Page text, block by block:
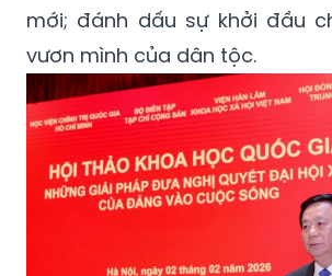
mới; đánh dấu sự khởi đầu
vươn mình của dân tộc.